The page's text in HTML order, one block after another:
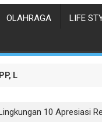
OLAHRAGA LIFE
Linmas, dan Pemadam
10 Apresiasi